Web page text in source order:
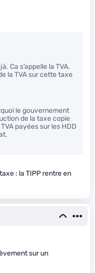
Ca s’appelle la TVA.
la TVA sur cette taxe
le gouvernement
de la taxe copie
payées sur les HDD
: la TIPP rentre en
sur un